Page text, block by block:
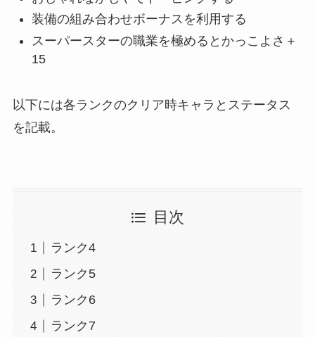
装備の組み合わせボーナスを利用する
スーパースターの職業を極めるとかっこよさ＋
15
以下には各ランクのクリア時キャラとステータス
を記載。
目次
ランク4
ランク5
ランク6
ランク7